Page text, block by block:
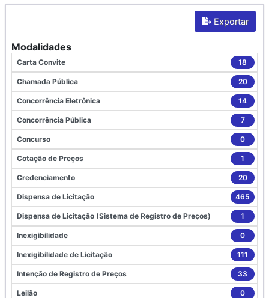
Exportar
Modalidades
Carta Convite 18
Chamada Pública 20
Concorrência Eletrônica 14
Concorrência Pública 7
Concurso 0
Cotação de Preços 1
Credenciamento 20
Dispensa de Licitação 465
Dispensa de Licitação (Sistema de Registro de Preços) 1
Inexigibilidade 0
Inexigibilidade de Licitação 111
Intenção de Registro de Preços 33
Leilão 0